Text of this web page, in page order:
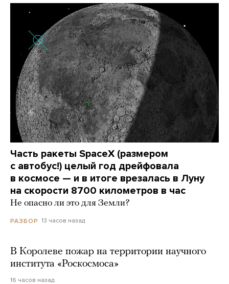
Часть ракеты SpaceX (размером
с автобус!) целый год дрейфовала
в космосе — и в итоге врезалась в Луну
на скорости 8700 километров в час
Не опасно ли это для Земли?
РАЗБОР 13 часов назад
В Королеве пожар на территории научного
института «Роскосмоса»
16 часов назад